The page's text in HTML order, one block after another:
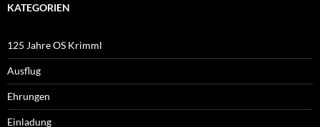
KATEGORIEN
125 Jahre OS Krimml
Ausflug
Ehrungen
Einladung